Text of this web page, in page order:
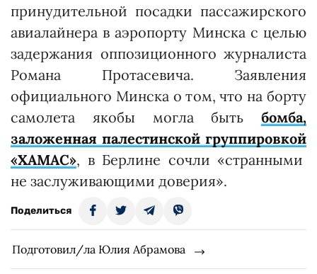
принудительной посадки пассажирского
авиалайнера в аэропорту Минска с целью
задержания оппозиционного журналиста
Романа Протасевича. Заявления
официального Минска о том, что на борту
самолета якобы могла быть бомба,
заложенная палестинской группировкой
«ХАМАС», в Берлине сочли «странными
не заслуживающими доверия».
Поделиться
Подготовил/ла Юлия Абрамова